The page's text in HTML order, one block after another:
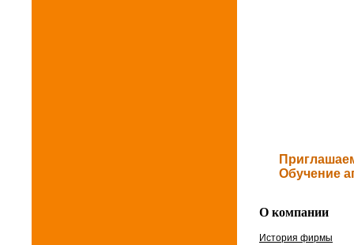
Обучение
О компании
История фирмы